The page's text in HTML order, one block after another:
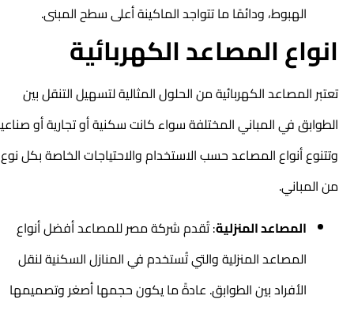
الهبوط، ودائمًا ما تتواجد الماكينة أعلى سطح المبنى.
انواع المصاعد الكهربائية
تعتبر المصاعد الكهربائية من الحلول المثالية لتسهيل التنقل بين
الطوابق في المباني المختلفة سواء كانت سكنية أو تجارية أو صناعية،
وتتنوعأنواع المصاعدحسب الاستخدام والاحتياجات الخاصة بكل نوع
من المباني.
المصاعد المنزلية: تُقدم شركة مصر للمصاعدأفضل أنواع
المصاعد المنزليةوالتي تُستخدم في المنازل السكنية لنقل
الأفراد بين الطوابق. عادةً ما يكون حجمها أصغر وتصميمها